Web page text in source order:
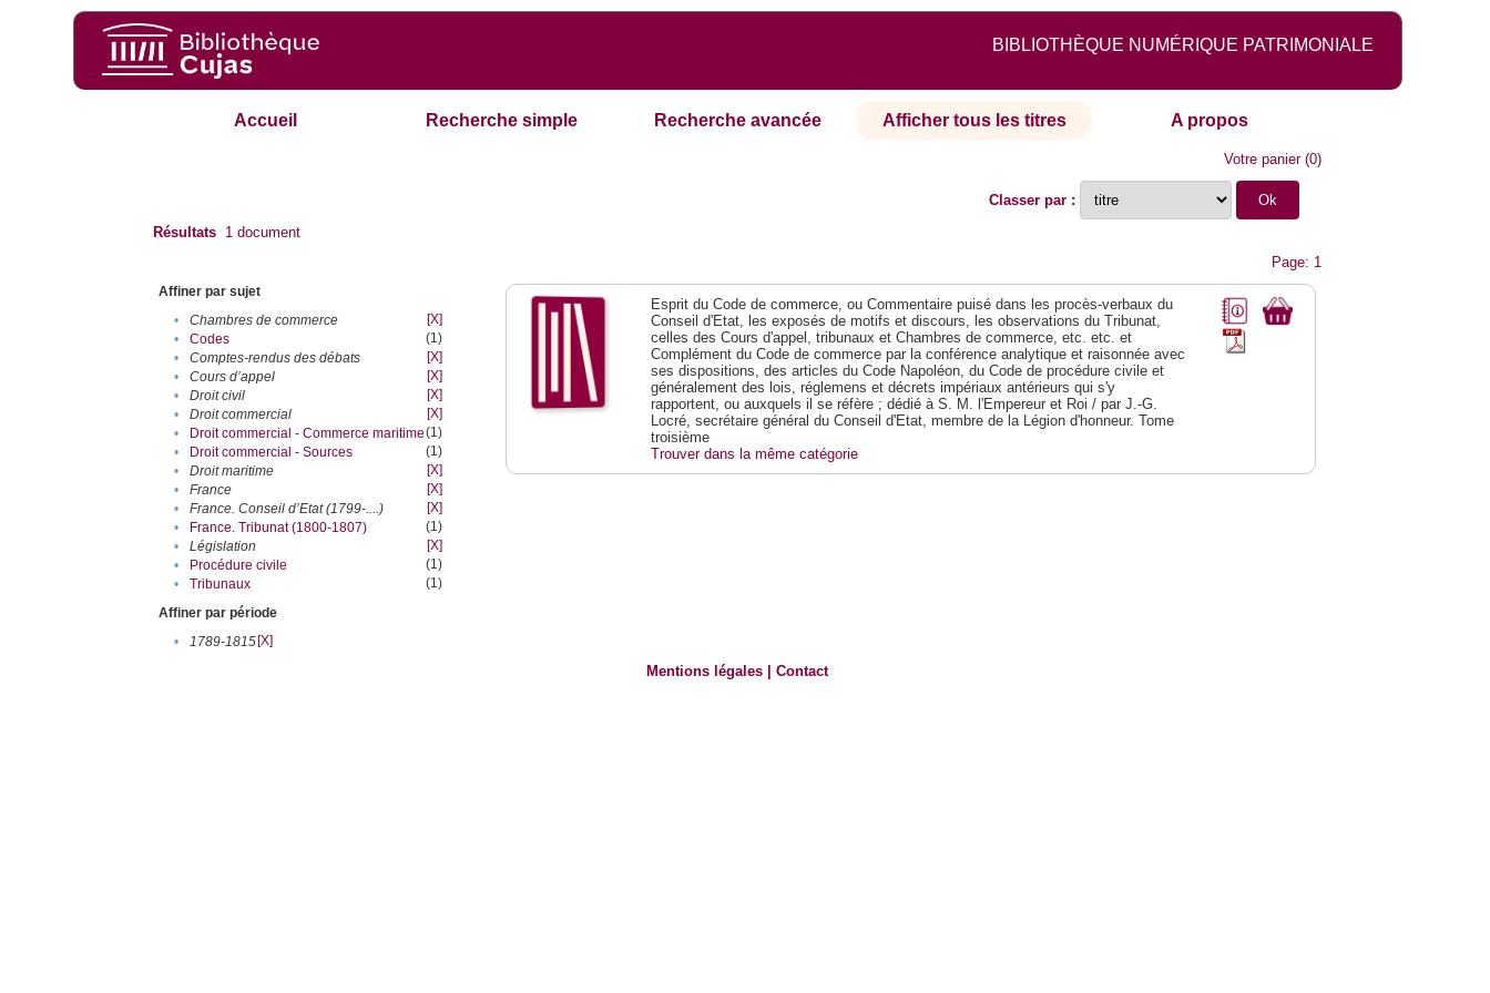
BIBLIOTHÈQUE NUMÉRIQUE PATRIMONIALE
Accueil Recherche simple Recherche avancée Afficher tous les titres A propos
Votre panier(0)
Classer par :
Résultats 1 document
Page: 1
Affiner par sujet
•
Chambres de commerce
[X]
•
Codes
(1)
•
Comptes-rendus des débats
[X]
•
Cours d’appel
[X]
•
Droit civil
[X]
•
Droit commercial
[X]
•
Droit commercial - Commerce maritime(1)
•
Droit commercial - Sources
(1)
•
Droit maritime
[X]
•
France
[X]
•
France. Conseil d’Etat (1799-....)
[X]
•
France. Tribunat (1800-1807)
(1)
•
Législation
[X]
•
Procédure civile
(1)
•
Tribunaux
(1)
Affiner par période
•
1789-1815[X]
Esprit du Code de commerce, ou Commentaire puisé dans les procès-verbaux du
Conseil d'Etat, les exposés de motifs et discours, les observations du Tribunat,
celles des Cours d'appel, tribunaux et Chambres de commerce, etc. etc. et
Complément du Code de commerce par la conférence analytique et raisonnée avec
ses dispositions, des articles du Code Napoléon, du Code de procédure civile et
généralement des lois, réglemens et décrets impériaux antérieurs qui s'y
rapportent, ou auxquels il se réfère ; dédié à S. M. l'Empereur et Roi / par J.-G.
Locré, secrétaire général du Conseil d'Etat, membre de la Légion d'honneur. Tome
troisième
Trouver dans la même catégorie
Mentions légales |Contact